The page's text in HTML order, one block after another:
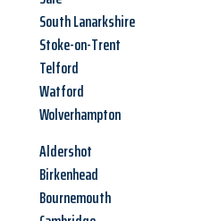
South Lanarkshire
Stoke-on-Trent
Telford
Watford
Wolverhampton
Aldershot
Birkenhead
Bournemouth